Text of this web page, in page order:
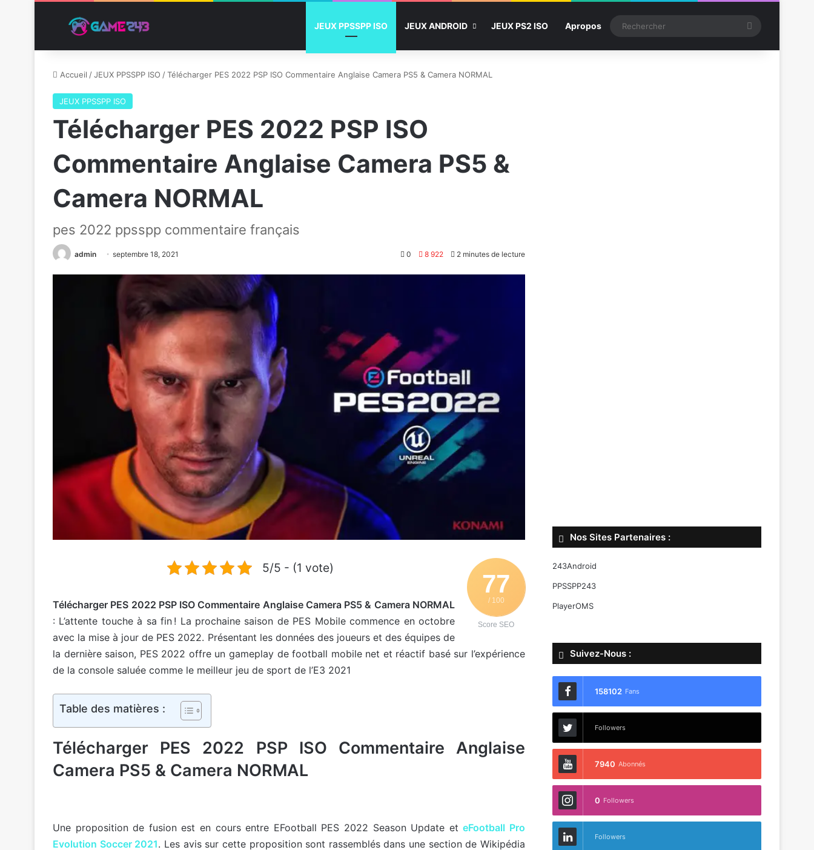
JEUX PPSSPP ISO JEUX ANDROID JEUX PS2 ISO Apropos Rechercher
Accueil /JEUX PPSSPP ISO /Télécharger PES 2022 PSP ISO Commentaire Anglaise Camera PS5 & Camera NORMAL
JEUX PPSSPP ISO
Télécharger PES 2022 PSP ISO
Commentaire Anglaise Camera PS5 &
Camera NORMAL
pes 2022 ppsspp commentaire français
admin septembre 18, 2021 0 8 922 2 minutes de lecture
77
/ 100
Score SEO
5/5 - (1 vote)
Télécharger PES 2022 PSP ISO Commentaire Anglaise Camera PS5 & Camera NORMAL
: L’attente touche à sa fin ! La prochaine saison de PES Mobile commence en octobre
avec la mise à jour de PES 2022. Présentant les données des joueurs et des équipes de
la dernière saison, PES 2022 offre un gameplay de football mobile net et réactif basé sur l’expérience
de la console saluée comme le meilleur jeu de sport de l’E3 2021
Table des matières :
Télécharger PES 2022 PSP ISO Commentaire Anglaise
Camera PS5 & Camera NORMAL
Une proposition de fusion est en cours entre EFootball PES 2022 Season Update eteFootball Pro
Evolution Soccer 2021. Les avis sur cette proposition sont rassemblés dans une section de Wikipédia
Nos Sites Partenaires :
243Android
PPSSPP243
PlayerOMS
Suivez-Nous :
158102 Fans
Followers
7940 Abonnés
0 Followers
Followers